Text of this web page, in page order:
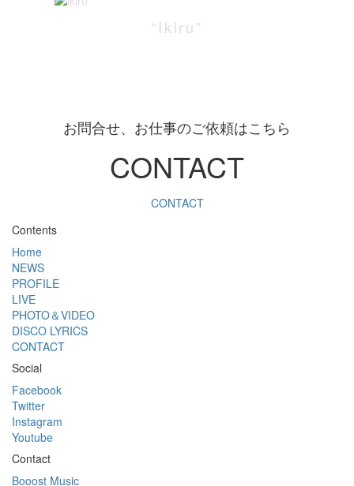
“Ikiru”
お問合せ、お仕事のご依頼はこちら
CONTACT
CONTACT
Contents
Home
NEWS
PROFILE
LIVE
PHOTO＆VIDEO
DISCO LYRICS
CONTACT
Social
Facebook
Twitter
Instagram
Youtube
Contact
Booost Music